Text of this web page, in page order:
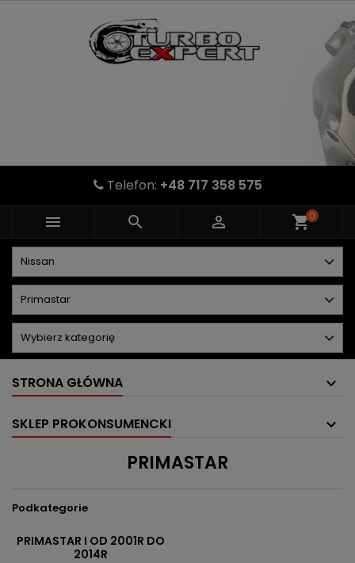
Telefon: +48 717 358 575
   shopping_cart0
STRONA GŁÓWNA
SKLEP PROKONSUMENCKI
PRIMASTAR
Podkategorie
PRIMASTAR I OD 2001R DO
2014R